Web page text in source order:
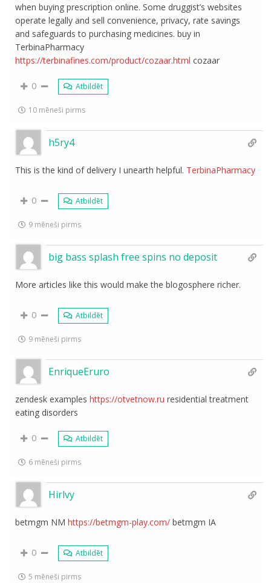
when buying prescription online. Some druggist’s websites
operate legally and sell convenience, privacy, rate savings
and safeguards to purchasing medicines. buy in
TerbinaPharmacy
https://terbinafines.com/product/cozaar.html cozaar
0 Atbildēt
10 mēneši pirms
h5ry4
This is the kind of delivery I unearth helpful. TerbinaPharmacy
0 Atbildēt
9 mēneši pirms
big bass splash free spins no deposit
More articles like this would make the blogosphere richer.
0 Atbildēt
9 mēneši pirms
EnriqueEruro
zendesk exampleshttps://otvetnow.ru residential treatment
eating disorders
0 Atbildēt
6 mēneši pirms
Hirlvy
betmgm NMhttps://betmgm-play.com/ betmgm IA
0 Atbildēt
5 mēneši pirms